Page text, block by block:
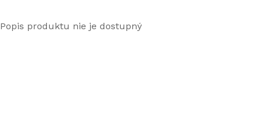
Popis produktu nie je dostupný